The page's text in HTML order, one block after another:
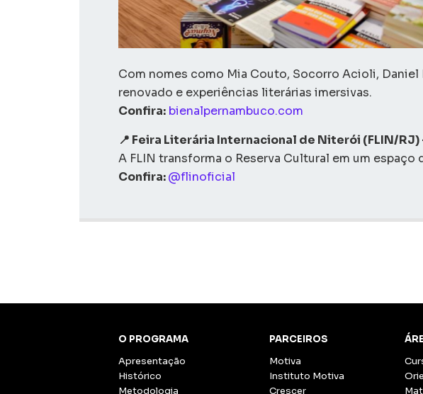
Com nomes como Mia Couto, Socorro Acioli,
renovado e experiências literárias imersivas.
Confira: bienalpernambuco.com
📍 Feira Literária Internacional de Niterói (FLIN/RJ)
A FLIN transforma o Reserva Cultural em um
Confira:@flinoficial
O PROGRAMA
Apresentação
Histórico
Metodologia
PARCEIROS
Motiva
Instituto Motiva
Crescer